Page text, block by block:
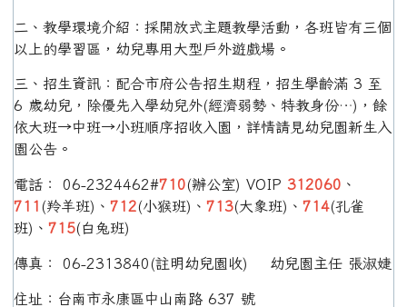
二、教學環境介紹：採開放式主題教學活動，各班皆有三個
以上的學習區，幼兒專用大型戶外遊戲場。
三、招生資訊：配合市府公告招生期程，招生學齡滿 3 至
6 歲幼兒，除優先入學幼兒外(經濟弱勢、特教身份…)，餘
依大班→中班→小班順序招收入園，詳情請見幼兒園新生入
園公告。
電話： 06-2324462#710(辦公室) VOIP 312060 、
711 (羚羊班)、 712(小猴班)、 713(大象班)、 714(孔雀
班)、 715(白兔班)
傳真： 06-2313840(註明幼兒園收) 幼兒園主任 張淑婕
住址：台南市永康區中山南路 637 號